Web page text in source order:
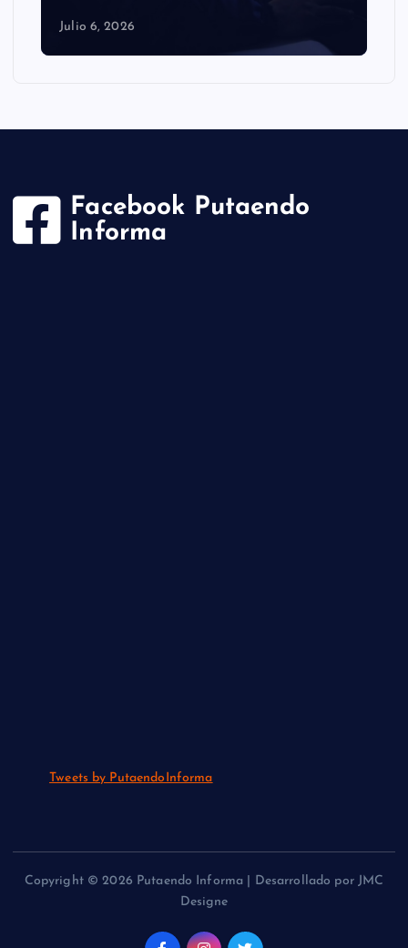
Julio 6, 2026
Facebook Putaendo
Informa
Tweets by PutaendoInforma
Copyright © 2026 Putaendo Informa | Desarrollado por JMC
Designe